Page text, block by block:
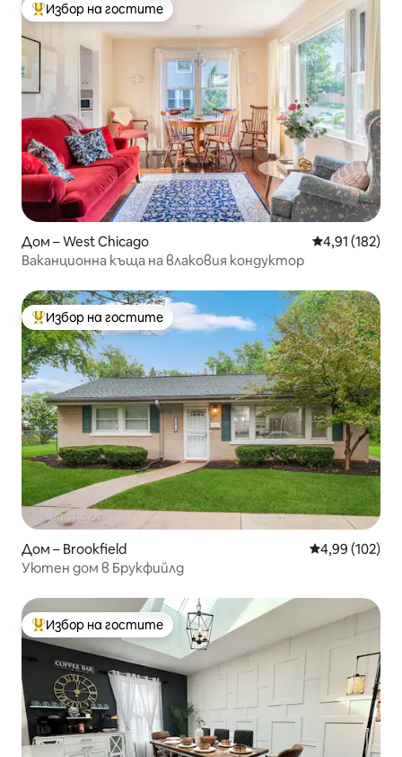
Най-популярен избор на гостите
Избор на гостите
Дом – West Chicago Средна
4,91 (182)
Ваканционна къща на влаковия кондуктор
Най-популярен избор на гостите
Избор на гостите
Дом – Brookfield Средна
4,99 (102)
Уютен дом в Брукфийлд
Най-популярен избор на гостите
Избор на гостите